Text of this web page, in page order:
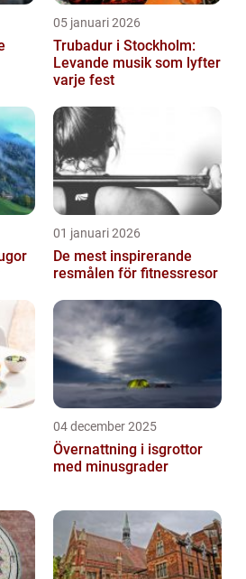
05 januari 2026
Trubadur i Stockholm:
Levande musik som lyfter
varje fest
01 januari 2026
De mest inspirerande
resmålen för fitnessresor
04 december 2025
Övernattning i isgrottor
med minusgrader